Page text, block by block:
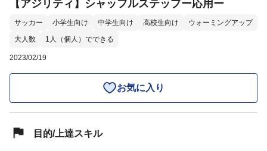
【アジリティ】シャッフルステップー応用ー
サッカー 小学生向け 中学生向け 高校生向け
ウォーミングアップ
大人数
1人（個人）でできる
2023/02/19
お気に入り
目的/上達スキル